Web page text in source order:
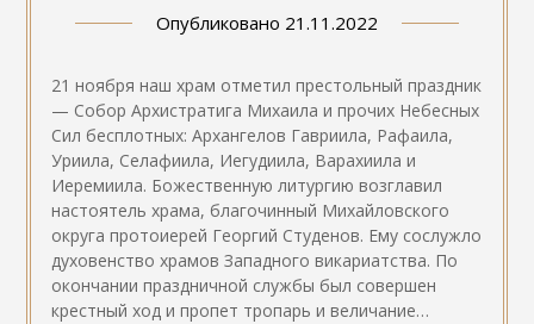
Опубликовано 21.11.2022
21 ноября наш храм отметил престольный праздник
— Собор Архистратига Михаила и прочих Небесных
Сил бесплотных: Архангелов Гавриила, Рафаила,
Уриила, Селафиила, Иегудиила, Варахиила и
Иеремиила. Божественную литургию возглавил
настоятель храма, благочинный Михайловского
округа протоиерей Георгий Студенов. Ему сослужло
духовенство храмов Западного викариатства. По
окончании праздничной службы был совершен
крестный ход и пропет тропарь и величание…